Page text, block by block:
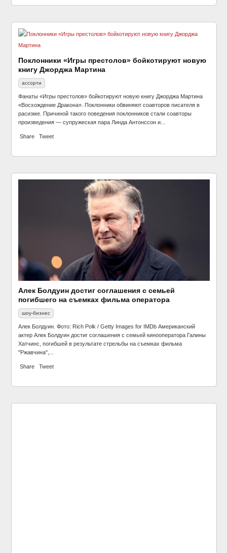
Поклонники «Игры престолов» бойкотируют новую
книгу Джорджа Мартина
ассорти
Фанаты «Игры престолов» бойкотируют новую книгу Джорджа Мартина
«Восхождение Дракона». Поклонники обвиняют соавторов писателя в
расизме. Причиной такого поведения поклонников стали соавторы
произведения — супружеская пара Линда Антонссон и...
Share Tweet
Алек Болдуин достиг соглашения с семьей
погибшего на съемках фильма оператора
шоу-бизнес
Алек Болдуин. Фото: Rich Polk / Getty Images for IMDb Американский
актер Алек Болдуин достиг соглашения с семьей кинооператора Галины
Хатчинс, погибшей в результате стрельбы на съемках фильма
"Ржавчина",...
Share Tweet
Коллективизация в СССР: жизнь украинской
Группа Uma2rman презентовала новогодний клип
музыка